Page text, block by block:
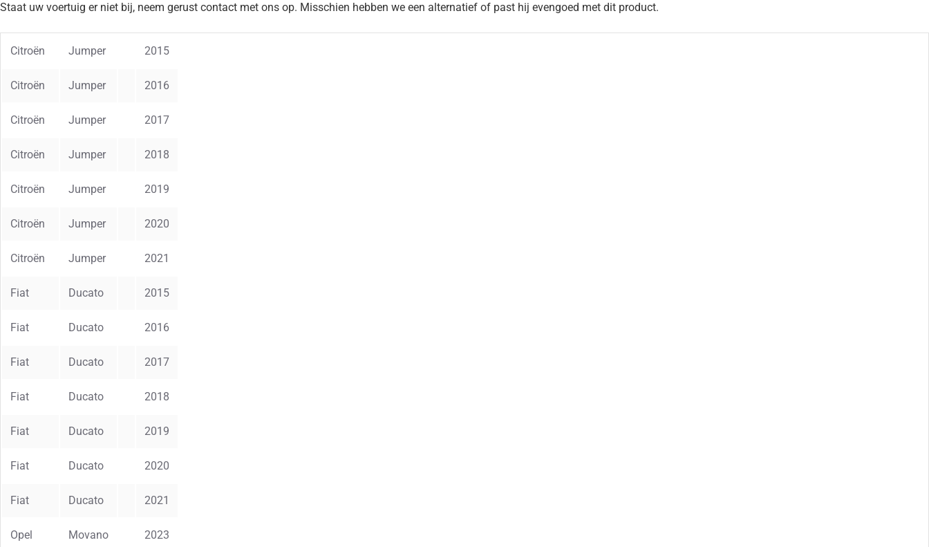
Staat uw voertuig er niet bij, neem gerust contact met ons op. Misschien hebben we een alternatief of past hij evengoed met dit product.
Citroën Jumper 2015
Citroën Jumper 2016
Citroën Jumper 2017
Citroën Jumper 2018
Citroën Jumper 2019
Citroën Jumper 2020
Citroën Jumper 2021
Fiat Ducato 2015
Fiat Ducato 2016
Fiat Ducato 2017
Fiat Ducato 2018
Fiat Ducato 2019
Fiat Ducato 2020
Fiat Ducato 2021
Opel Movano 2023